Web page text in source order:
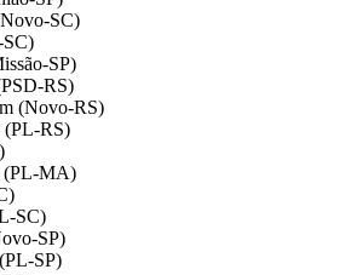
SC)
SC)
SP)
RS)
(Novo-RS)
(PL-RS)
(PL-MA)
SC)
SP)
SP)